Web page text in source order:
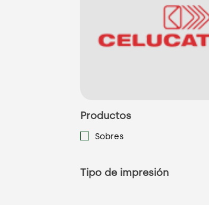
Productos
Sobres
Tipo de impresión